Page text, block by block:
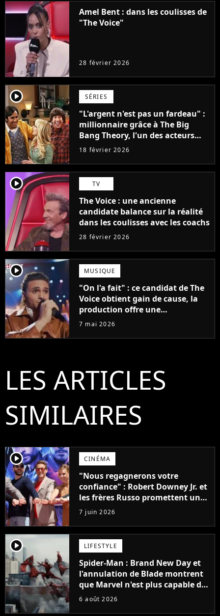
Amel Bent : dans les coulisses de
"The Voice"
28 février 2026
player2 SÉRIES
"L'argent n'est pas un fardeau" :
millionnaire grâce à The Big
Bang Theory, l'un des acteurs
fait des dons anonymes pour
18 février 2026
player2 TV
The Voice : une ancienne
candidate balance sur la réalité
dans les coulisses avec les coachs
28 février 2026
player2 MUSIQUE
"On l'a fait" : ce candidat de The
Voice obtient gain de cause, la
production offre une
compensation à tous les talents
7 mai 2026
LES ARTICLES
SIMILAIRES
player2 CINÉMA
"Nous regagnerons votre
confiance" : Robert Downey Jr. et
les frères Russo promettent une
révolution pour Avengers :
Doomsday
7 juin 2026
player2 LIFESTYLE
Spider-Man : Brand New Day et
l'annulation de Blade montrent
que Marvel n'est plus capable de
faire quoi que ce soit de simple
6 août 2026